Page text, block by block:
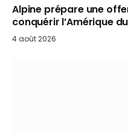
Alpine prépare une
conquérir l’Amérique
4 août 2026